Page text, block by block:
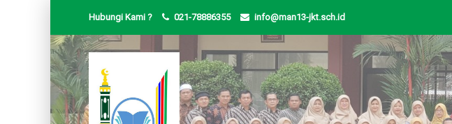
Hubungi Kami ? 021-78886355 info@man13-jkt.sch.id